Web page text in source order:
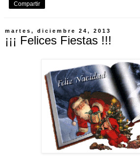
Compartir
martes, diciembre 24, 2013
¡¡¡ Felices Fiestas !!!